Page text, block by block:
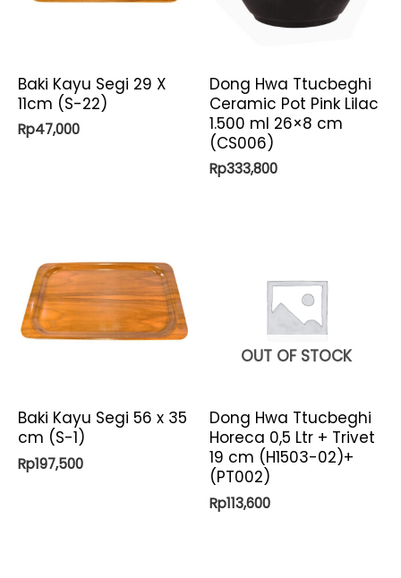
Baki Kayu Segi 29 X
11cm (S-22)
Rp47,000
Dong Hwa Ttucbeghi
Ceramic Pot Pink Lilac
1.500 ml 26×8 cm
(CS006)
Rp333,800
Baki Kayu Segi 56 x 35
cm (S-1)
Rp197,500
OUT OF STOCK
Dong Hwa Ttucbeghi
Horeca 0,5 Ltr + Trivet
19 cm (H1503-02)+
(PT002)
Rp113,600